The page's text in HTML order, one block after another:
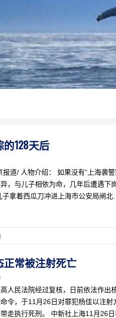
128天后
道/ 人物介绍： 如果没有“上海袭
，与儿子相依为命，几年后遭遇下
拿着西瓜刀冲进上海市公安局闸北…
正常被注射死亡
人民法院经过复核，日前依法作出
令，于11月26日对罪犯杨佳以注射
走执行死刑。 中新社上海11月26日